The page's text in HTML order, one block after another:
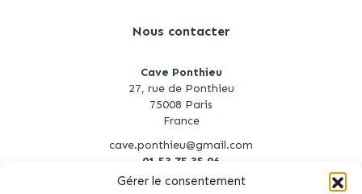
Gérer le consentement
Nous contacter
Cave Ponthieu
27, rue de Ponthieu
75008 Paris
France
cave.ponthieu@gmail.com
01 53 75 35 96